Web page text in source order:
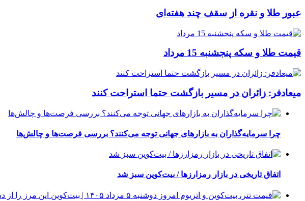
عبور طلا و نقره از سقف چند هفته‌ای
قیمت طلا و سکه پنجشنبه 15 مرداد
میعادفر: زائران در مسیر بازگشت حتما استراحت کنند
چرا سرمایه‌گذاران به بازارهای جهانی توجه می‌کنند؟ بررسی فرصت‌ها و چالش‌ها
اتفاق تاریخی در بازار رمزارزها / بیت‌کوین سبز شد